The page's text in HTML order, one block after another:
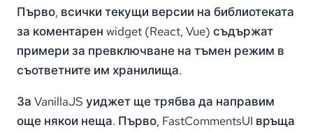
Първо, всички текущи версии на библиотеката
за коментарен widget (React, Vue) съдържат
примери за превключване на тъмен режим в
съответните им хранилища.
За VanillaJS уиджет ще трябва да направим
още някои неща. Първо, FastCommentsUI връща